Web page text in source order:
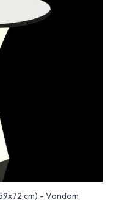
cm) - Vondom